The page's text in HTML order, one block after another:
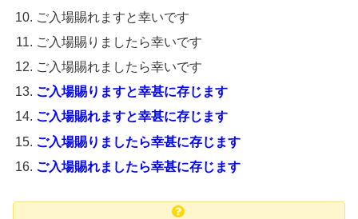
ご入場賜れますと幸いです
ご入場賜りましたら幸いです
ご入場賜れましたら幸いです
ご入場賜りますと幸甚に存じます
ご入場賜れますと幸甚に存じます
ご入場賜りましたら幸甚に存じます
ご入場賜れましたら幸甚に存じます